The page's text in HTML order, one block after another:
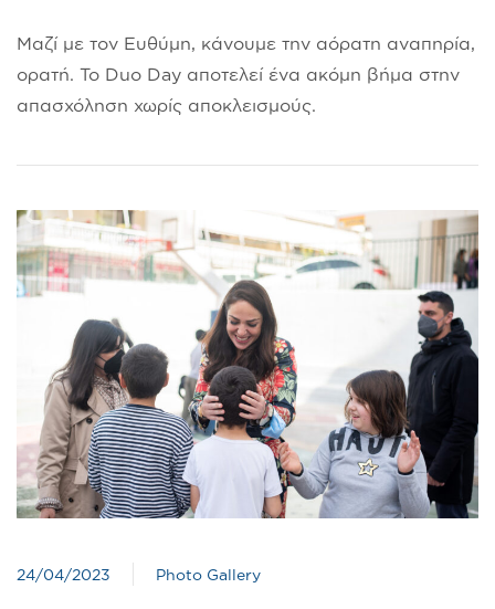
Μαζί με τον Ευθύμη, κάνουμε την αόρατη αναπηρία,
ορατή. Το Duo Day αποτελεί ένα ακόμη βήμα στην
απασχόληση χωρίς αποκλεισμούς.
24/04/2023 Photo Gallery